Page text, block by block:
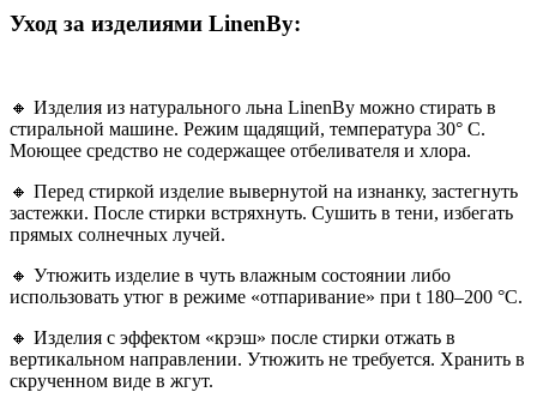
Уход за изделиями LinenBy:
🔸 Изделия из натурального льна LinenBy можно стирать в
стиральной машине. Режим щадящий, температура 30° С.
Моющее средство не содержащее отбеливателя и хлора.
🔸 Перед стиркой изделие вывернутой на изнанку, застегнуть
застежки. После стирки встряхнуть. Сушить в тени, избегать
прямых солнечных лучей.
🔸 Утюжить изделие в чуть влажным состоянии либо
использовать утюг в режиме «отпаривание» при t 180–200 °С.
🔸 Изделия с эффектом «крэш» после стирки отжать в
вертикальном направлении. Утюжить не требуется. Хранить в
скрученном виде в жгут.